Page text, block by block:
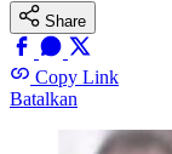
Share
Copy Link
Batalkan